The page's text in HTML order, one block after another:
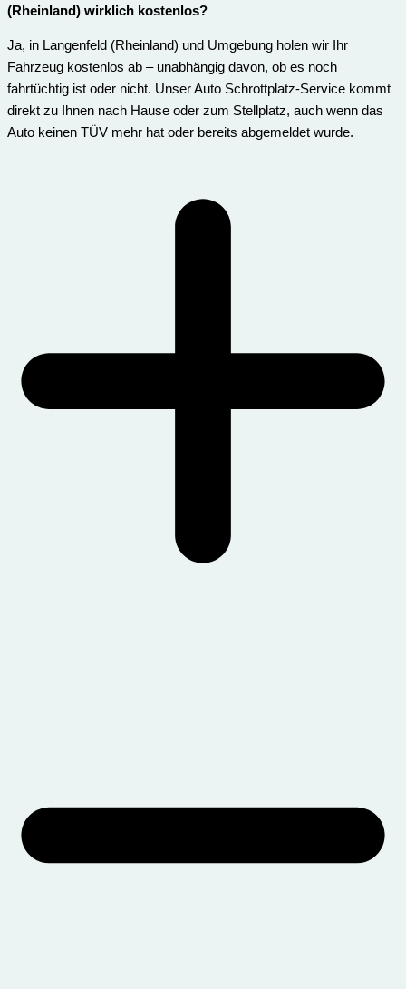
(Rheinland) wirklich kostenlos?
Ja, in Langenfeld (Rheinland) und Umgebung holen wir Ihr
Fahrzeug kostenlos ab – unabhängig davon, ob es noch
fahrtüchtig ist oder nicht. Unser Auto Schrottplatz-Service kommt
direkt zu Ihnen nach Hause oder zum Stellplatz, auch wenn das
Auto keinen TÜV mehr hat oder bereits abgemeldet wurde.